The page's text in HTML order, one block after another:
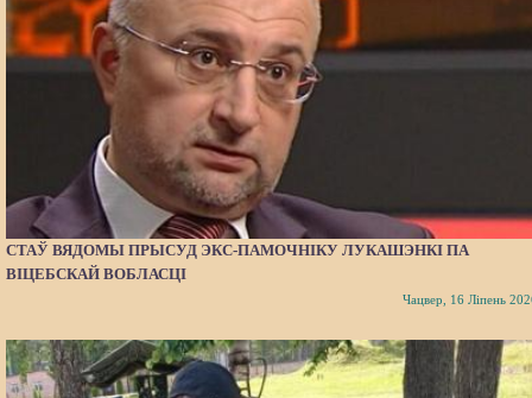
СТАЎ ВЯДОМЫ ПРЫСУД ЭКС-ПАМОЧНІКУ ЛУКАШЭНКІ ПА
ВІЦЕБСКАЙ ВОБЛАСЦІ
Чацвер, 16 Ліпень